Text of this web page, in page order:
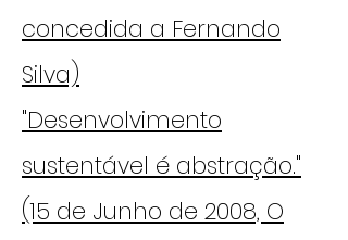
concedida a Fernando
Silva)
"Desenvolvimento
sustentável é abstração."
(15 de Junho de 2008, O